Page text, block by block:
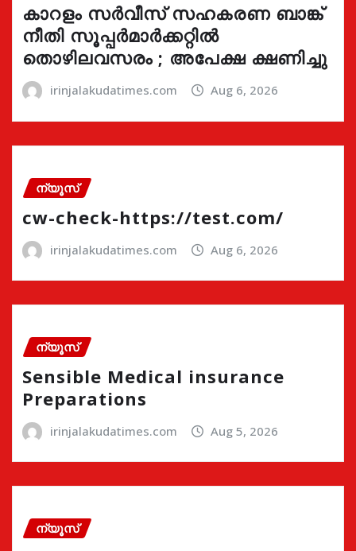
കാറളം സർവീസ് സഹകരണ ബാങ്ക്
നീതി സൂപ്പർമാർക്കറ്റിൽ
തൊഴിലവസരം ; അപേക്ഷ ക്ഷണിച്ചു
irinjalakudatimes.com Aug 6, 2026
ന്യൂസ്
cw-check-https://test.com/
irinjalakudatimes.com Aug 6, 2026
ന്യൂസ്
Sensible Medical insurance
Preparations
irinjalakudatimes.com Aug 5, 2026
ന്യൂസ്